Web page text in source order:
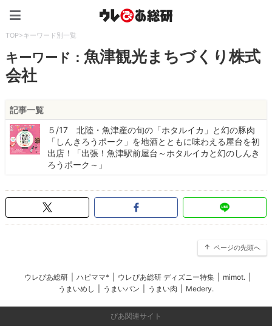
TOP>キーワード別一覧
キーワード：魚津観光まちづくり株式
会社
記事一覧
５/17 北陸・魚津産の旬の「ホタルイカ」と幻の豚肉
「しんきろうポーク」を地酒とともに味わえる屋台を初
出店！「出張！魚津駅前屋台～ホタルイカと幻のしんき
ろうポーク～」
ページの先頭へ
ウレぴあ総研 ハピママ* ウレぴあ総研 ディズニー特集 mimot.
うまいめし
うまいパン うまい肉 Medery.
ぴあ関連サイト